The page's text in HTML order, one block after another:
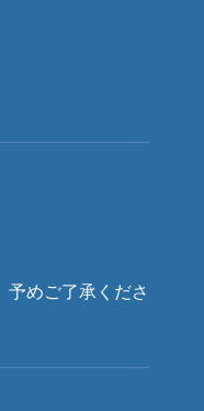
めご了承くださ